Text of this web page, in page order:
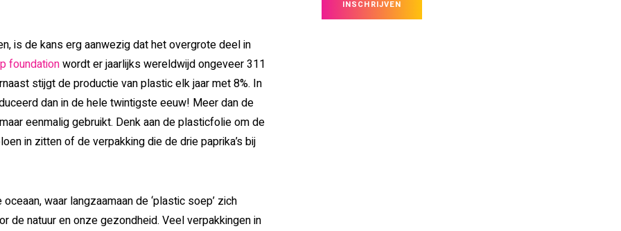
is de kans erg aanwezig dat het overgrote deel in
foundationwordt er jaarlijks wereldwijd ongeveer 311
stijgt de productie van plastic elk jaar met 8%. In
dan in de hele twintigste eeuw! Meer dan de
eenmalig gebruikt. Denk aan de plasticfolie om de
in zitten of de verpakking die de drie paprika’s bij
waar langzaamaan de ‘plastic soep’ zich
de natuur en onze gezondheid. Veel verpakkingen in